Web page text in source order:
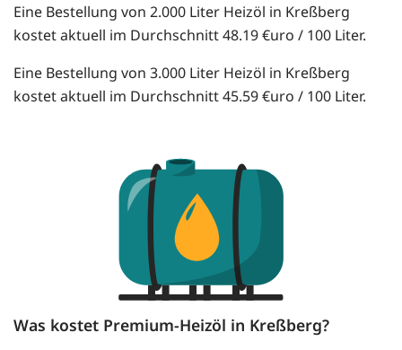
Eine Bestellung von 2.000 Liter Heizöl in Kreßberg
kostet aktuell im Durchschnitt 48.19 €uro / 100 Liter.
Eine Bestellung von 3.000 Liter Heizöl in Kreßberg
kostet aktuell im Durchschnitt 45.59 €uro / 100 Liter.
Was kostet Premium-Heizöl in Kreßberg?